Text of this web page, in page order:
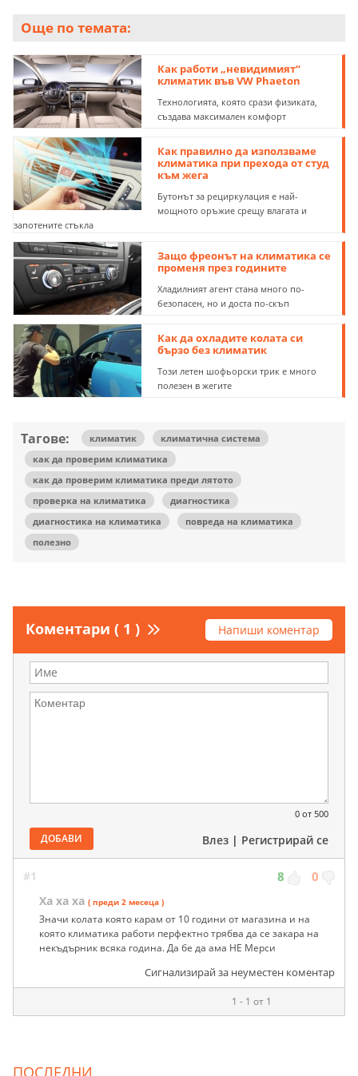
Още по темата:
Как работи „невидимият“
климатик във VW Phaeton
Технологията, която срази физиката,
създава максимален комфорт
Как правилно да използваме
климатика при прехода от студ
към жега
Бутонът за рециркулация е най-
мощното оръжие срещу влагата и
запотените стъкла
Защо фреонът на климатика се
променя през годините
Хладилният агент стана много по-
безопасен, но и доста по-скъп
Как да охладите колата си
бързо без климатик
Този летен шофьорски трик е много
полезен в жегите
Тагове: климатик
климатична система
как да проверим климатика
как да проверим климатика преди лятото
проверка на климатика
диагностика
диагностика на климатика
повреда на климатика
полезно
Коментари ( 1 ) Напиши коментар
0 от 500
ДОБАВИ Влез | Регистрирай се
#1 8 0
Ха ха ха ( преди 2 месеца )
Значи колата която карам от 10 години от магазина и на
която климатика работи перфектно трябва да се закара на
некъдърник всяка година. Да бе да ама НЕ Мерси
Сигнализирай за неуместен коментар
1 - 1 от 1
ПОСЛЕДНИ